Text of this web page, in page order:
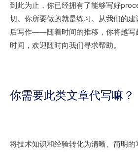
到此为止，你已经拥有了能够写好
切。你所要做的就是练习。从我们的
后写作——随着时间的推移，你将越写
时间，欢迎随时向我们寻求帮助。
你需要此类文章代写嘛？
将技术知识和经验转化为清晰、简明